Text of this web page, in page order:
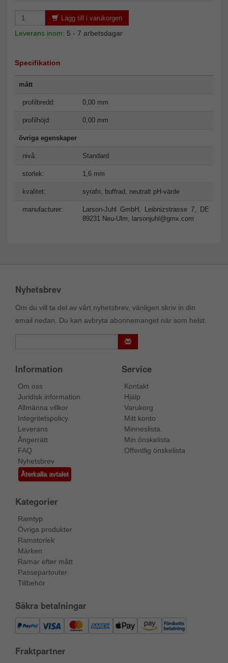
Lägg till i varukorgen
Leverans inom: 5 - 7 arbetsdagar
Specifikation
mått
profilbredd: 0,00 mm
profilhöjd: 0,00 mm
övriga egenskaper
nivå: Standard
storlek: 1,6 mm
kvalitet: syrafri, buffrad, neutralt pH-värde
manufacturer:
Larson-Juhl GmbH, Leibnizstrasse 7, DE
89231 Neu-Ulm, larsonjuhl@gmx.com
Nyhetsbrev
Om du vill ta del av vårt nyhetsbrev, vänligen skriv in din
email nedan. Du kan avbryta abonnemanget när som helst.
Information
Om oss
Juridisk information
Allmänna villkor
Integritetspolicy
Leverans
Ångerrätt
FAQ
Nyhetsbrev
Återkalla avtalet
Service
Kontakt
Hjälp
Varukorg
Mitt konto
Minneslista
Min önskelista
Offentlig önskelista
Kategorier
Ramtyp
Övriga produkter
Ramstorlek
Märken
Ramar efter mått
Passepartouter
Tillbehör
Säkra betalningar
Fraktpartner